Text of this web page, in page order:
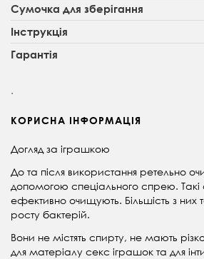
Сумочка для зберігання
Інструкція
Гарантія
.
КОРИСНА ІНФОРМАЦІЯ
Догляд за іграшкою
До та після використання ретельно
допомогою спеціального спрею. Такі
ефективно очищують. Більшість з
росту бактерій.
Вони не містять спирту, не мають
для матеріалу секс іграшок та для